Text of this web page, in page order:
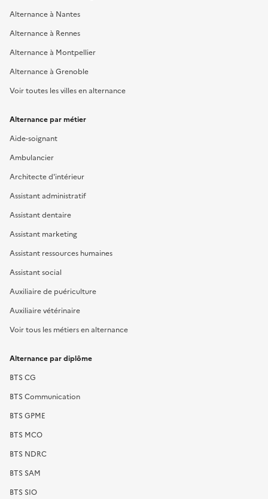
Alternance à Nantes
Alternance à Rennes
Alternance à Montpellier
Alternance à Grenoble
Voir toutes les villes en alternance
Alternance par métier
Aide-soignant
Ambulancier
Architecte d'intérieur
Assistant administratif
Assistant dentaire
Assistant marketing
Assistant ressources humaines
Assistant social
Auxiliaire de puériculture
Auxiliaire vétérinaire
Voir tous les métiers en alternance
Alternance par diplôme
BTS CG
BTS Communication
BTS GPME
BTS MCO
BTS NDRC
BTS SAM
BTS SIO